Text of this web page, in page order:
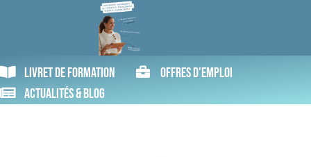
Livret de formation
Offres d'emploi
Actualités & blog